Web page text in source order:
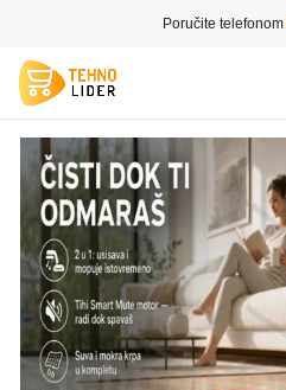
Poručite telefonom